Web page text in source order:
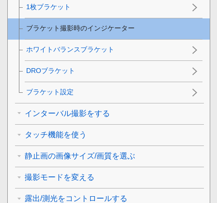
1枚ブラケット
ブラケット撮影時のインジケーター
ホワイトバランスブラケット
DROブラケット
ブラケット設定
インターバル撮影をする
タッチ機能を使う
静止画の画像サイズ/画質を選ぶ
撮影モードを変える
露出/測光をコントロールする